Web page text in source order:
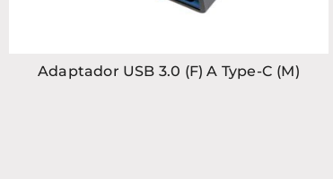
Adaptador USB 3.0 (F) A Type-C (M)